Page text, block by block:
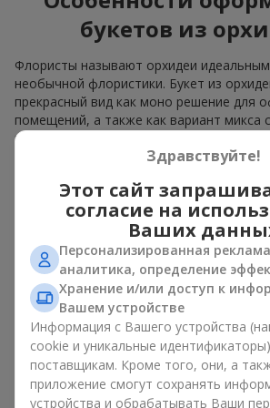
букетов из
Флористы называют орхидеи
необычной флористики. Букет из
прекрасный вид как моно решение для
помещений, а также как вариант микса
который сохраняет свою
Благодаря своей структуре орхидея
композиции в классическом,
современном стиле. Букет из орхидей
как в камерных, так и в масштабных
роскошные соцветия легко становятся
элементом композиции. В зависимости
сорта растений различается и цена на
это, прежде чем заказать букет из
Кому дарят
Букет из орхидей универсален и может
Здравствуйте!
Этот сайт
согласие на
Ваших
Персонализированная
аналитика, определение
Хранение и/или доступ к
Вашем устройстве
Информация с Вашего устройства
cookie и уникальные
поставщикам. Кроме того, они, а
приложение смогут сохранять
устройства и обрабатывать Ваши